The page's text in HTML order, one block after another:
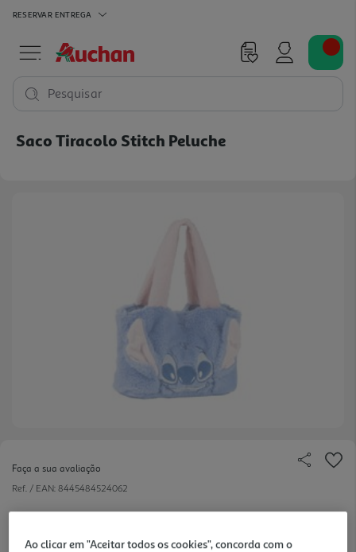
RESERVAR ENTREGA
Pesquisar
Saco Tiracolo Stitch Peluche
Faça a sua avaliação
Ref. / EAN: 8445484524062
Ao clicar em "Aceitar todos os cookies", concorda com o